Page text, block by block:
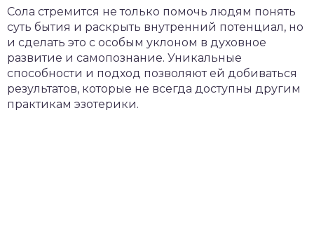
Сола стремится не только помочь людям понять
суть бытия и раскрыть внутренний потенциал, но
и сделать это с особым уклоном в духовное
развитие и самопознание. Уникальные
способности и подход позволяют ей добиваться
результатов, которые не всегда доступны другим
практикам эзотерики.